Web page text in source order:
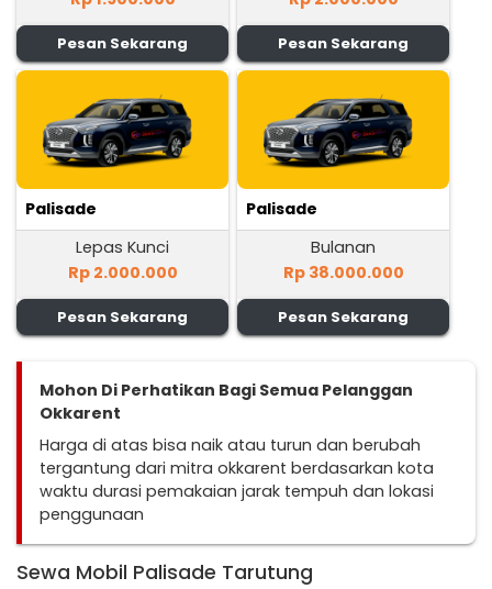
Pesan Sekarang Pesan Sekarang
Palisade
Lepas Kunci
Rp 2.000.000
Pesan Sekarang
Palisade
Bulanan
Rp 38.000.000
Pesan Sekarang
Mohon Di Perhatikan Bagi Semua Pelanggan
Okkarent
Harga di atas bisa naik atau turun dan berubah
tergantung dari mitra okkarent berdasarkan kota
waktu durasi pemakaian jarak tempuh dan lokasi
penggunaan
Sewa Mobil Palisade Tarutung